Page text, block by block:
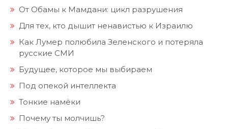
От Обамы к Мамдани: цикл разрушения
Для тех, кто дышит ненавистью к Израилю
Как Лумер полюбила Зеленского и потеряла
русские СМИ
Будущее, которое мы выбираем
Под опекой интеллекта
Тонкие намёки
Почему ты молчишь?